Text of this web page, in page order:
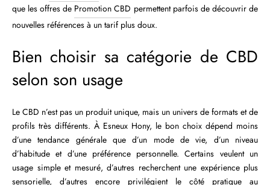
que les offres de Promotion CBD permettent parfois de découvrir de
nouvelles références à un tarif plus doux.
Bien choisir sa catégorie de CBD
selon son usage
Le CBD n’est pas un produit unique, mais un univers de formats et de
profils très différents. À Esneux Hony, le bon choix dépend moins
d’une tendance générale que d’un mode de vie, d’un niveau
d’habitude et d’une préférence personnelle. Certains veulent un
usage simple et mesuré, d’autres recherchent une expérience plus
sensorielle, d’autres encore privilégient le côté pratique au